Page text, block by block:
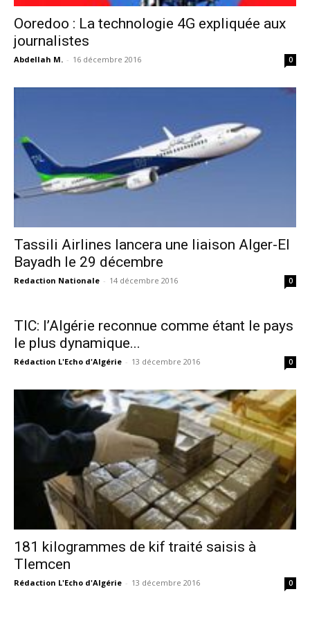
Ooredoo : La technologie 4G expliquée aux
journalistes
Abdellah M. - 16 décembre 2016 0
Tassili Airlines lancera une liaison Alger-El
Bayadh le 29 décembre
Redaction Nationale - 14 décembre 2016 0
TIC: l’Algérie reconnue comme étant le pays
le plus dynamique...
Rédaction L'Echo d'Algérie - 13 décembre 2016 0
181 kilogrammes de kif traité saisis à
Tlemcen
Rédaction L'Echo d'Algérie - 13 décembre 2016 0